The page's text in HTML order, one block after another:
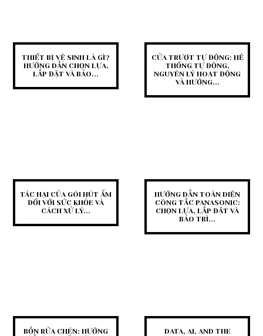
THIẾT BỊ VỆ SINH LÀ GÌ?
HƯỚNG DẪN CHỌN LỰA,
LẮP ĐẶT VÀ BẢO...
CỬA TRƯỢT TỰ ĐỘNG: HỆ
THỐNG TỰ ĐỘNG,
NGUYÊN LÝ HOẠT ĐỘNG
VÀ HƯỚNG...
TÁC HẠI CỦA GÓI HÚT ẨM
ĐỐI VỚI SỨC KHỎE VÀ
CÁCH XỬ LÝ...
HƯỚNG DẪN TOÀN DIỆN
CÔNG TẮC PANASONIC:
CHỌN LỰA, LẮP ĐẶT VÀ
BẢO TRÌ...
BỒN RỬA CHÉN: HƯỚNG
DATA, AI, AND THE